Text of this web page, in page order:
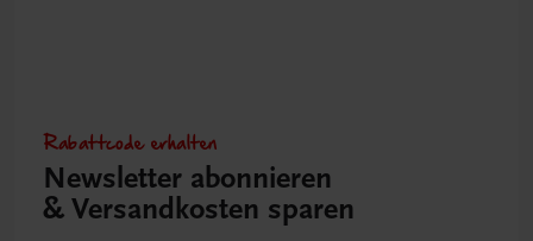
Rabattcode erhalten
Newsletter abonnieren
& Versandkosten sparen